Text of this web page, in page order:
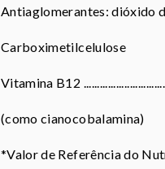
Antiaglomerantes: dióxido
Carboximetilcelulose
Vitamina B12
(como cianocobalamina)
*Valor de Referência do